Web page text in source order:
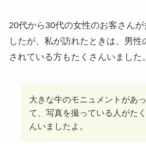
20代から30代の女性のお客さん
したが、私が訪れたときは、男性
されている方もたくさんいました。
大きな牛のモニュメントがあっ
て、写真を撮っている人がた
んいましたよ。